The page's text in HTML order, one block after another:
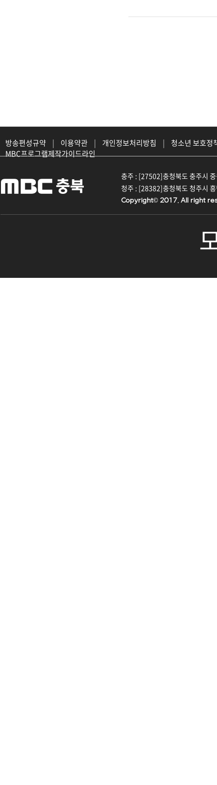
방송편성규약 | 이용약관 | 개인정보처리방침 |
청소년 보호정
MBC프로그램제작가이드라인
충주 : [27502]충청북도 충주시
청주 : [28382]충청북도 청주시
Copyright© 2017. All right